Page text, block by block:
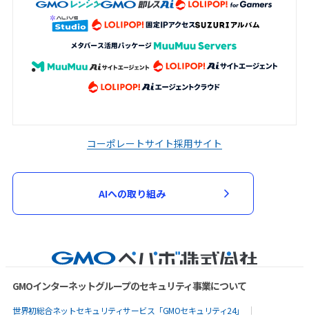
コーポレートサイト採用サイト
AIへの取り組み
GMOインターネットグループのセキュリティ事業について
世界初総合ネットセキュリティサービス「GMOセキュリティ24」